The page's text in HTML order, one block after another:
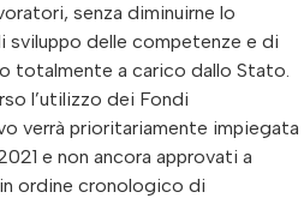
senza diminuirne lo
delle competenze e di
totalmente a carico dallo Stato.
l’utilizzo dei Fondi
verrà prioritariamente impiegata
e non ancora approvati a
ordine cronologico di